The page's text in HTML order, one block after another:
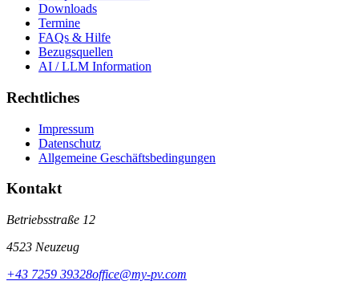
Downloads
Termine
FAQs & Hilfe
Bezugsquellen
AI / LLM Information
Rechtliches
Impressum
Datenschutz
Allgemeine Geschäftsbedingungen
Kontakt
Betriebsstraße 12
4523 Neuzeug
+43 7259 39328office@my-pv.com